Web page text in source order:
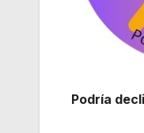
Podría